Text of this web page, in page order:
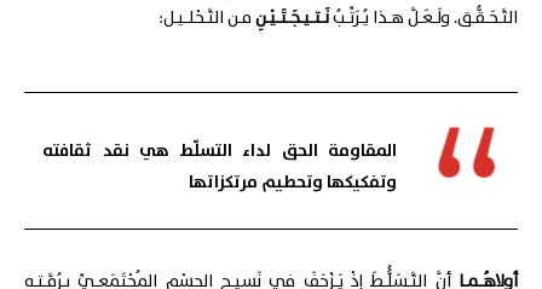
التَّـحَـقُّـق. ولَـعَـلَّ هـذا يُـرَتِّـبُنَـتـيـجَـتَـيْـنِمـن التَّـحْلـيـل:
المقاومة الحق لداء التسلّط هي نقد ثقافته
وتفكيكها وتحطيم مرتكزاتها
أولاهُـمـا أنَّ التَّـسَلُُّـطَ إذْ يَـزْحَفَ في نَسيـجِ الجِسْمِ المُجْتَمَعـيِّ بِـرُمَّـتِـهِ